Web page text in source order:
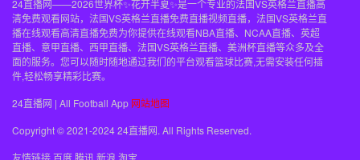
24直播网——2026世界杯✨花开半夏✨是一个专业的法国VS英格兰直播高
清免费观看网站，法国VS英格兰直播免费直播视频直播，法国VS英格兰直
播在线观看高清直播免费为你提供在线观看NBA直播、NCAA直播、英超
直播、意甲直播、西甲直播、法国VS英格兰直播、美洲杯直播等众多及全
面的服务。您可以随时随地通过我们的平台观看篮球比赛,无需安装任何插
件,轻松畅享精彩比赛。
24直播网 | All Football App 网站地图
Copyright © 2021-2024 24直播网. All Rights Reserved.
友情链接百度腾讯 新浪 淘宝